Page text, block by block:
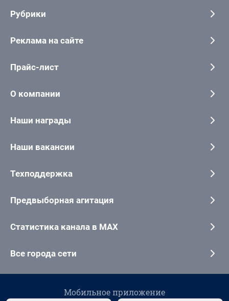
Рубрики
Реклама на сайте
Прайс-лист
О компании
Наши награды
Наши вакансии
Техподдержка
Предвыборная агитация
Статистика канала в MAX
Все города сети
Мобильное приложение